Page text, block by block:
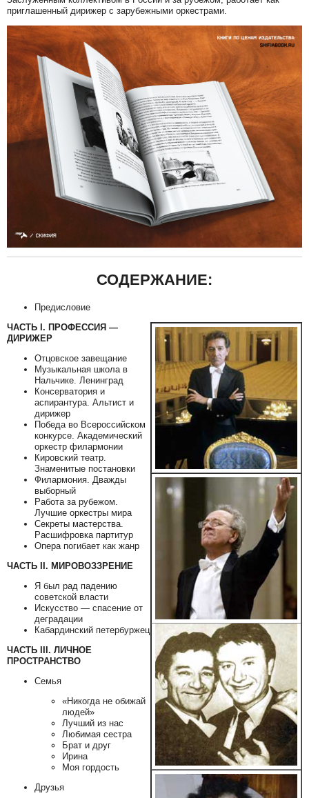
приглашенный дирижер с зарубежными оркестрами.
СОДЕРЖАНИЕ:
Предисловие
ЧАСТЬ I. ПРОФЕССИЯ —
ДИРИЖЕР
Отцовское завещание
Музыкальная школа в
Нальчике. Ленинград
Консерватория и
аспирантура. Альтист и
дирижер
Победа во Всероссийском
конкурсе. Академический
оркестр филармонии
Кировский театр.
Знаменитые постановки
Филармония. Дважды
выборный
Работа за рубежом.
Лучшие оркестры мира
Секреты мастерства.
Расшифровка партитур
Опера погибает как жанр
ЧАСТЬ II. МИРОВОЗЗРЕНИЕ
Я был рад падению
советской власти
Искусство — спасение от
деградации
Кабардинский петербуржец
ЧАСТЬ III. ЛИЧНОЕ
ПРОСТРАНСТВО
Семья
«Никогда не обижай
людей»
Лучший из нас
Любимая сестра
Брат и друг
Ирина
Моя гордость
Друзья